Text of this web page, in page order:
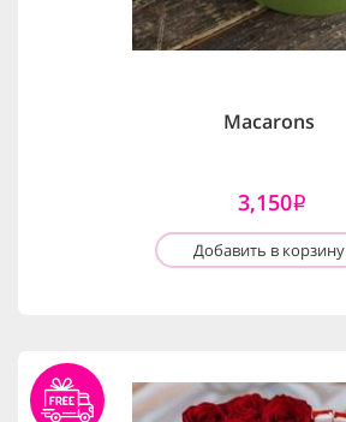
Macarons
3,150i
Добавить в корзину